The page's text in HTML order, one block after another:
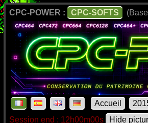
CPC-POWER : CPC-SOFTS
Accueil
Session end : 12h00m00s
Hide